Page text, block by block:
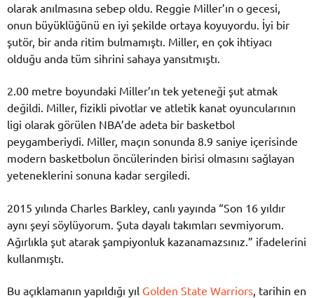
olarak anılmasına sebep oldu. Reggie Miller’ın o gecesi,
onun büyüklüğünü en iyi şekilde ortaya koyuyordu. İyi bir
şutör, bir anda ritim bulmamıştı. Miller, en çok ihtiyacı
olduğu anda tüm sihrini sahaya yansıtmıştı.
2.00 metre boyundaki Miller’ın tek yeteneği şut atmak
değildi. Miller, fizikli pivotlar ve atletik kanat oyuncularının
ligi olarak görülen NBA’de adeta bir basketbol
peygamberiydi. Miller, maçın sonunda 8.9 saniye içerisinde
modern basketbolun öncülerinden birisi olmasını sağlayan
yeteneklerini sonuna kadar sergiledi.
2015 yılında Charles Barkley, canlı yayında “Son 16 yıldır
aynı şeyi söylüyorum. Şuta dayalı takımları sevmiyorum.
Ağırlıkla şut atarak şampiyonluk kazanamazsınız.” ifadelerini
kullanmıştı.
Bu açıklamanın yapıldığı yıl Golden State Warriors , tarihin en